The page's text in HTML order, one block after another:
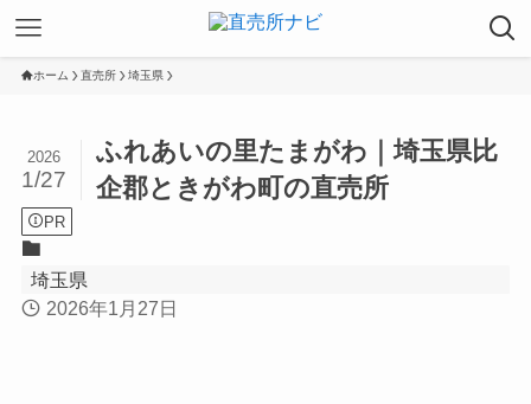
ホーム 直売所 埼玉県
ふれあいの里たまがわ｜埼玉県比
企郡ときがわ町の直売所
2026
1/27
PR
埼玉県
2026年1月27日